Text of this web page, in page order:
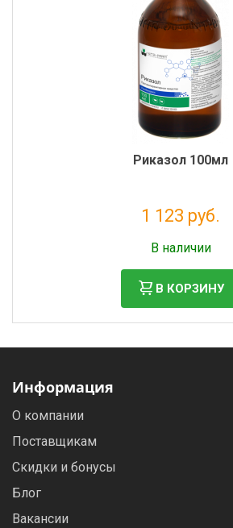
Риказол 100мл
1 123 руб.
В наличии
В КОРЗИНУ
Информация
О компании
Поставщикам
Скидки и бонусы
Блог
Вакансии